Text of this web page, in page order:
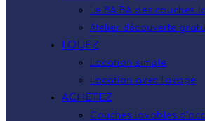
Le BA.BA des couches
Atelier découverte
LOUEZ
Location simple
Location avec lavage
ACHETEZ
Couches lavables